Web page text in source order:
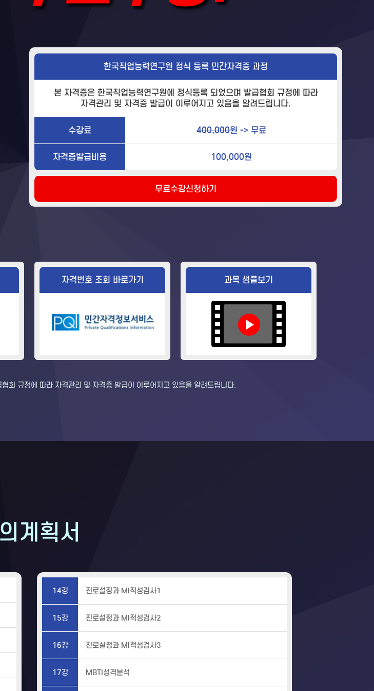
한국직업능력연구원 정식 등록 민간자격증 과정
본 자격증은 한국직업능력연구원에 정식등록 되었으며 발급협회 규정에 따라
자격관리 및 자격증 발급이 이루어지고 있음을 알려드립니다.
수강료 400,000원-> 무료
자격증발급비용 100,000원
무료수강신청하기
자격번호 조회 바로가기 과목 샘플보기
회 규정에 따라 자격관리 및 자격증 발급이 이루어지고 있음을 알려드립니다.
계획서
14강 진로설정과 MI적성검사1
15강 진로설정과 MI적성검사2
16강 진로설정과 MI적성검사3
17강 MBTI성격분석